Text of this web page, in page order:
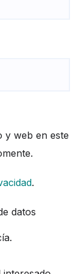
y web en este
.
datos